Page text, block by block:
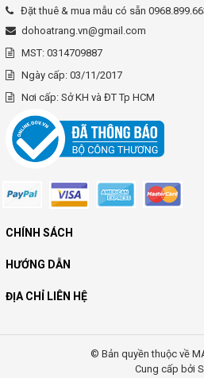
Đặt thuê & mua mẫu có sẵn
dohoatrang.vn@gmail.com
MST: 0314709887
Ngày cấp: 03/11/2017
Nơi cấp: Sở KH và ĐT Tp HCM
CHÍNH SÁCH
HƯỚNG DẪN
ĐỊA CHỈ LIÊN HỆ
© Bản quyền thuộc về
Cung cấp bởi